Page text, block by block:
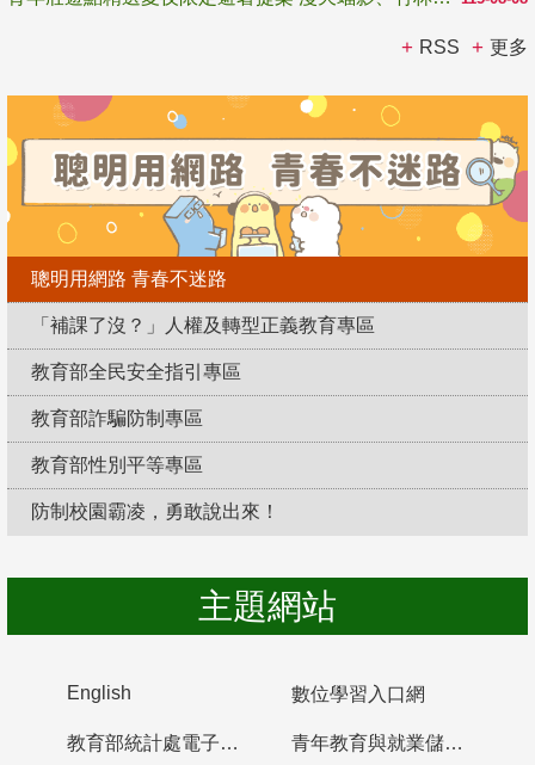
RSS 更多
聰明用網路 青春不迷路
「補課了沒？」人權及轉型正義教育專區
教育部全民安全指引專區
教育部詐騙防制專區
教育部性別平等專區
防制校園霸凌，勇敢說出來！
主題網站
English 數位學習入口網
教育部統計處電子書櫃 青年教育與就業儲蓄帳戶